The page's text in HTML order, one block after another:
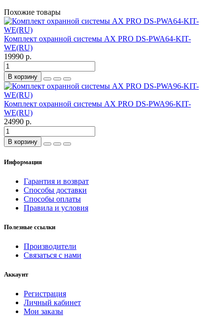
Похожие товары
Комплект охранной системы AX PRO DS-PWA64-KIT-
WE(RU)
19990 р.
В корзину
Комплект охранной системы AX PRO DS-PWA96-KIT-
WE(RU)
24990 р.
В корзину
Информация
Гарантия и возврат
Способы доставки
Способы оплаты
Правила и условия
Полезные ссылки
Производители
Связаться с нами
Аккаунт
Регистрация
Личный кабинет
Мои заказы